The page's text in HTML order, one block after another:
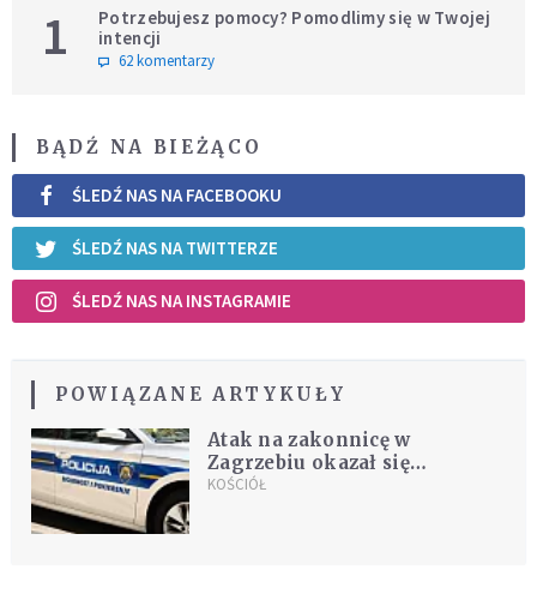
1
Potrzebujesz pomocy? Pomodlimy się w Twojej
intencji
62 komentarzy
BĄDŹ NA BIEŻĄCO
ŚLEDŹ NAS NA FACEBOOKU
ŚLEDŹ NAS NA TWITTERZE
ŚLEDŹ NAS NA INSTAGRAMIE
POWIĄZANE ARTYKUŁY
Atak na zakonnicę w
Zagrzebiu okazał się
nieprawdziwy. Policja: doszło
KOŚCIÓŁ